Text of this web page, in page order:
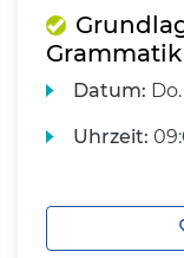
Datum: Do.
Uhrzeit: